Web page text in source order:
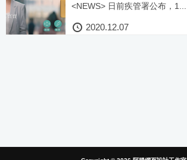
<NEWS> 日前疾管署公布，1...
2020.12.07